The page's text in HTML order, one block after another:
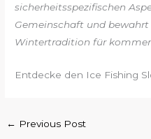
sicherheitsspezifischen
Gemeinschaft und
Wintertradition für
Entdecke den Ice Fishing
← Previous Post